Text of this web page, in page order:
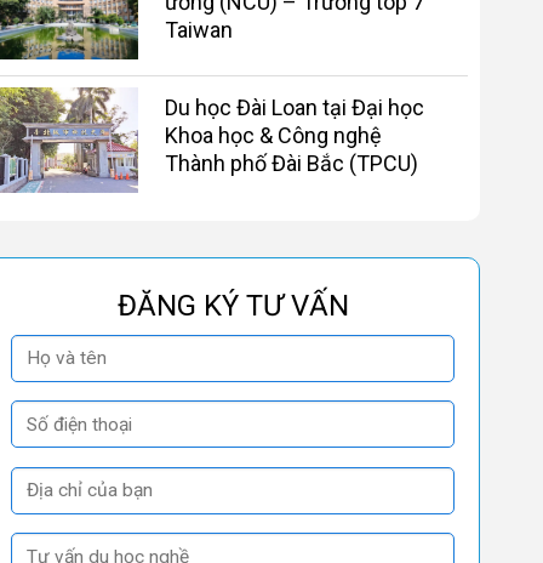
Taiwan
Du học Đài Loan tại Đại học
Khoa học & Công nghệ
Thành phố Đài Bắc (TPCU)
ĐĂNG KÝ TƯ VẤN